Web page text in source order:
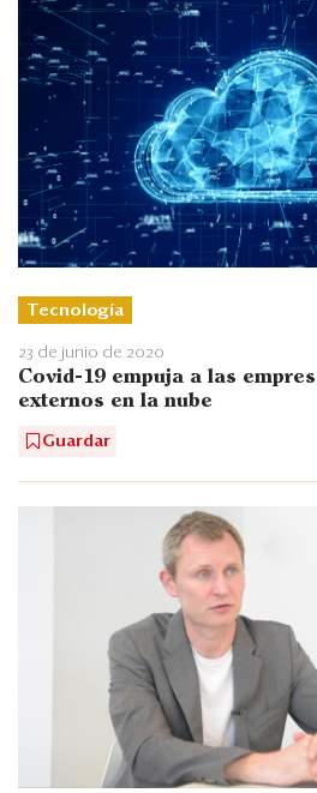
Tecnología
23 de junio de 2020
Covid-19 empuja a las
externos en la nube
Guardar